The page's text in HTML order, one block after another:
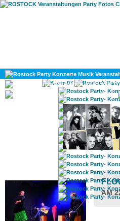
GAY
ROSTOCK TAGESTIPP
AM